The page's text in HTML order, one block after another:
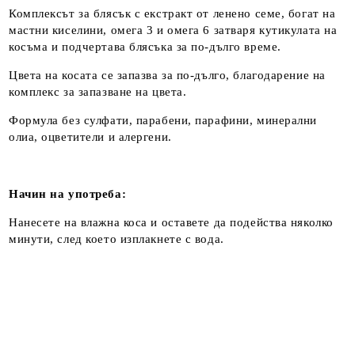
Комплексът за блясък с екстракт от ленено семе, богат на
мастни киселини, омега 3 и омега 6 затваря кутикулата на
косъма и подчертава блясъка за по-дълго време.
Цвета на косата се запазва за по-дълго, благодарение на
комплекс за запазване на цвета.
Формула без сулфати, парабени, парафини, минерални
олиа, оцветители и алергени.
Начин на употреба:
Нанесете на влажна коса и оставете да подейства няколко
минути, след което изплакнете с вода.